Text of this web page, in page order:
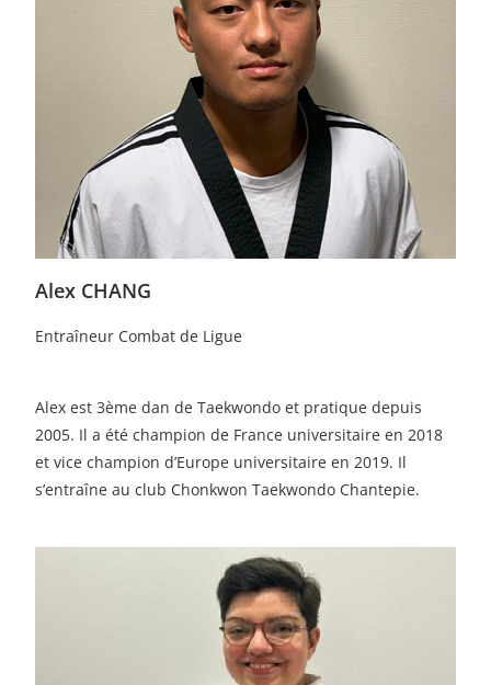
Alex CHANG
Entraîneur Combat de Ligue
Alex est 3ème dan de Taekwondo et pratique depuis
2005. Il a été champion de France universitaire en 2018
et vice champion d’Europe universitaire en 2019. Il
s’entraîne au club Chonkwon Taekwondo Chantepie.